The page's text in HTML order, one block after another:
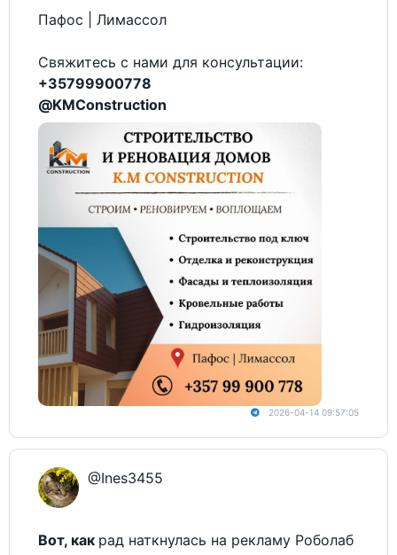
Пафос | Лимассол
Свяжитесь с нами для консультации:
+35799900778
@KMConstruction
2026-04-14 09:57:05
@Ines3455
Вот, как рад наткнулась на рекламу Роболаб